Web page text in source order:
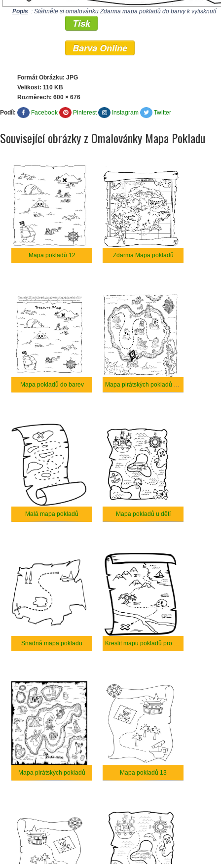
Popis : Stáhněte si omalovánku Zdarma mapa pokladů do barvy k vytisknutí
Tisk
Barva Online
Formát Obrázku: JPG
Velikost: 110 KB
Rozměrech: 600 × 676
Podíl: Facebook Pinterest Instagram Twitter
Související obrázky z Omalovánky Mapa Pokladu
Mapa pokladů 12 Zdarma Mapa pokladů
Mapa pokladů do barev Mapa pirátských pokladů bezplatný
Malá mapa pokladů Mapa pokladů u dětí
Snadná mapa pokladu Kreslit mapu pokladů pro děti
Mapa pirátských pokladů Mapa pokladů 13